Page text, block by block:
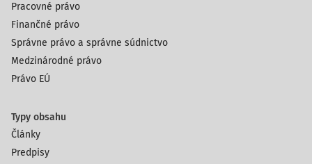
Pracovné právo
Finančné právo
Správne právo a správne súdnictvo
Medzinárodné právo
Právo EÚ
Typy obsahu
Články
Predpisy